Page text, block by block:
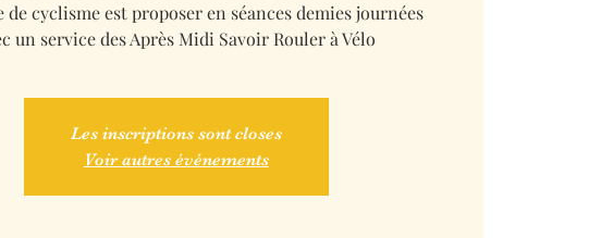
de cyclisme est proposer en séances demies journées
un service des Après Midi Savoir Rouler à Vélo
Les inscriptions sont closes
Voir autres événements